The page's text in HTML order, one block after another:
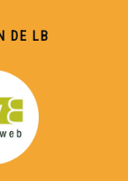
- Eveniments
2021 -
DE LB